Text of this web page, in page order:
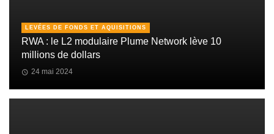
LEVÉES DE FONDS ET AQUISITIONS
RWA : le L2 modulaire Plume Network lève 10
millions de dollars
24 mai 2024